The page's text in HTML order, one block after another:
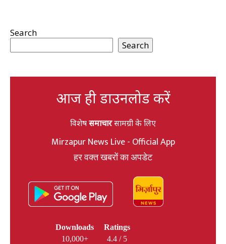
Search
Search
आज ही डाउनलोड करें
विशेषसमाचारसामग्री के लिए
Mirzapur News Live - Official App
हर वक्त खबरों का अपडेट
Downloads
10,000+
Ratings
4.4 / 5